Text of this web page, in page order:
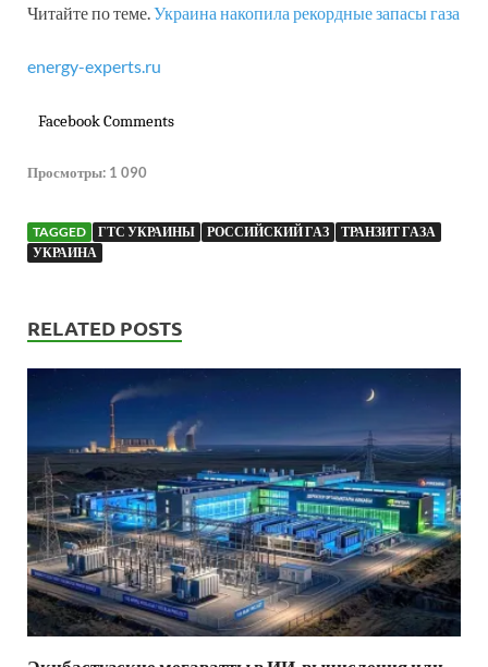
Читайте по теме.Украина накопила рекордные запасы газа
energy-experts.ru
Facebook Comments
Просмотры: 1 090
TAGGED ГТС УКРАИНЫ РОССИЙСКИЙ ГАЗ
ТРАНЗИТ ГАЗА
УКРАИНА
RELATED POSTS